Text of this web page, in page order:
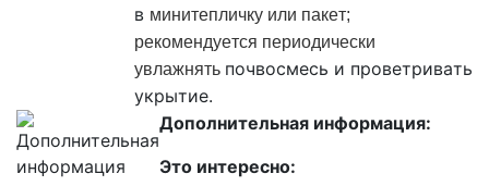
в минитепличку или пакет;
рекомендуется периодически
увлажнять почвосмесь и проветривать
укрытие.
Дополнительная информация:
Это интересно: